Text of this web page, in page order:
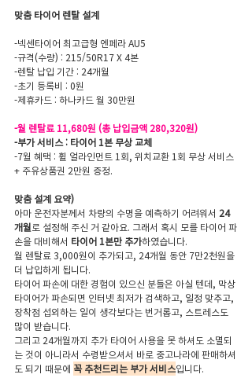
맞춤 타이어 렌탈 설계
-넥센타이어 최고급형 엔페라 AU5
-규격(수량) : 215/50R17 X 4본
-렌탈 납입 기간 : 24개월
-초기 등록비 : 0원
-제휴카드 : 하나카드 월 30만원
-월 렌탈료 11,680원 (총 납입금액 280,320원)
-부가 서비스 : 타이어 1본 무상 교체
-7월 혜택 : 휠 얼라인먼트 1회, 위치교환 1회 무상 서비스
+ 주유상품권 2만원 증정.
맞춤 설계 요약)
아마 운전자분께서 차량의 수명을 예측하기 어려워서 24
개월로 설정해 주신 거 같아요. 그래서 혹시 모를 타이어 파
손을 대비해서 타이어 1본만 추가하였습니다.
월 렌탈료 3,000원이 추가되고, 24개월 동안 7만2천원을
더 납입하게 됩니다.
타이어 파손에 대한 경험이 있으신 분들은 아실 텐데, 막상
타이어가 파손되면 인터넷 최저가 검색하고, 일정 맞추고,
장착점 섭외하는 일이 생각보다는 번거롭고, 스트레스도
많이 받습니다.
그리고 24개월까지 추가 타이어 사용을 못 하셔도 소멸되
는 것이 아니라서 수령받으셔서 바로 중고나라에 판매하셔
도 되기 때문에 꼭 추천드리는 부가 서비스입니다.